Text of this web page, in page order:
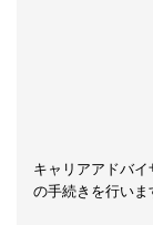
キャリアアドバ
の手続きを行いま